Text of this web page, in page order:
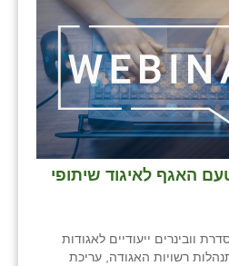
האגף לאיגוד שיתופי
וובינרים ייעודיים לאגודות
רשויות האגודה, עריכת